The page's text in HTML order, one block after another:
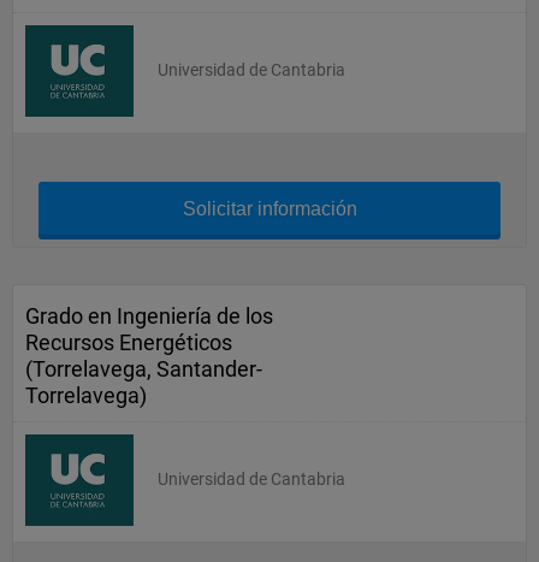
Universidad de Cantabria
Solicitar información
Grado en Ingeniería de los
Recursos Energéticos
(Torrelavega, Santander-
Torrelavega)
Universidad de Cantabria